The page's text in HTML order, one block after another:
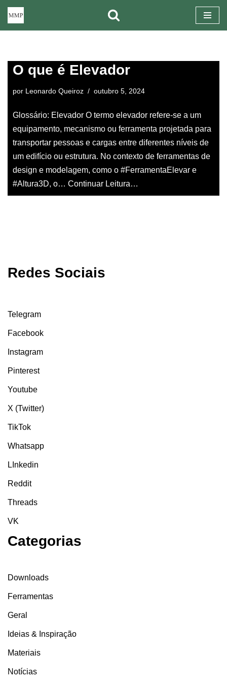
conteúdo
O que é Elevador
por Leonardo Queiroz outubro 5, 2024
Glossário: Elevador O termo elevador refere-se a um
equipamento, mecanismo ou ferramenta projetada para
transportar pessoas e cargas entre diferentes níveis de
um edifício ou estrutura. No contexto de ferramentas de
design e modelagem, como o #FerramentaElevar e
#Altura3D, o… Continuar Leitura…
Redes Sociais
Telegram
Facebook
Instagram
Pinterest
Youtube
X (Twitter)
TikTok
Whatsapp
LInkedin
Reddit
Threads
VK
Categorias
Downloads
Ferramentas
Geral
Ideias & Inspiração
Materiais
Notícias